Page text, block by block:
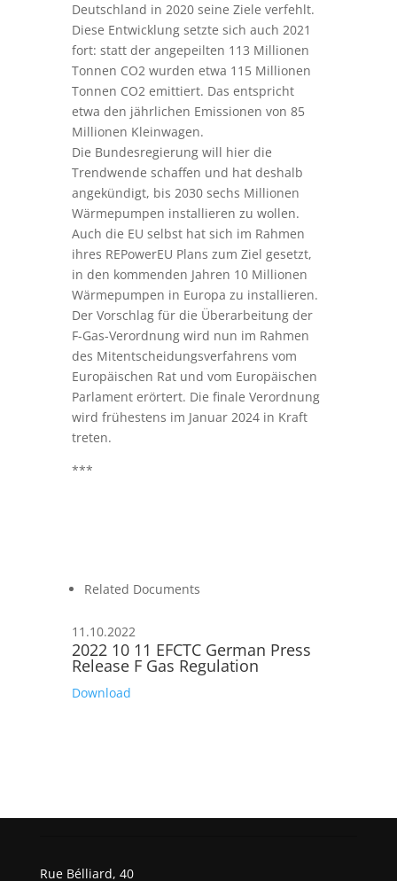
Deutschland in 2020 seine Ziele verfehlt.
Diese Entwicklung setzte sich auch 2021
fort: statt der angepeilten 113 Millionen
Tonnen CO2 wurden etwa 115 Millionen
Tonnen CO2 emittiert. Das entspricht
etwa den jährlichen Emissionen von 85
Millionen Kleinwagen.
Die Bundesregierung will hier die
Trendwende schaffen und hat deshalb
angekündigt, bis 2030 sechs Millionen
Wärmepumpen installieren zu wollen.
Auch die EU selbst hat sich im Rahmen
ihres REPowerEU Plans zum Ziel gesetzt,
in den kommenden Jahren 10 Millionen
Wärmepumpen in Europa zu installieren.
Der Vorschlag für die Überarbeitung der
F-Gas-Verordnung wird nun im Rahmen
des Mitentscheidungsverfahrens vom
Europäischen Rat und vom Europäischen
Parlament erörtert. Die finale Verordnung
wird frühestens im Januar 2024 in Kraft
treten.
***
Related Documents
11.10.2022
2022 10 11 EFCTC German Press
Release F Gas Regulation
Download
Rue Bélliard, 40